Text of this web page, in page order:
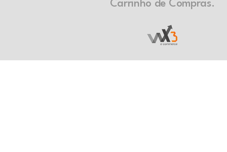
Carrinho de Compras.